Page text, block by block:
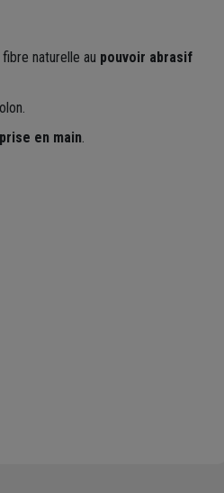
naturelle au pouvoir abrasif
prise en main